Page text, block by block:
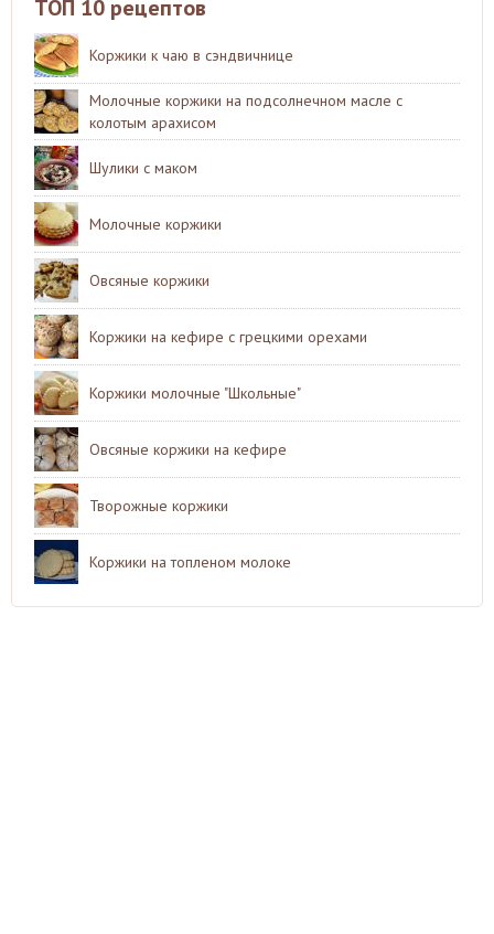
ТОП 10 рецептов
Коржики к чаю в сэндвичнице
Молочные коржики на подсолнечном масле с
колотым арахисом
Шулики с маком
Молочные коржики
Овсяные коржики
Коржики на кефире с грецкими орехами
Коржики молочные "Школьные"
Овсяные коржики на кефире
Творожные коржики
Коржики на топленом молоке